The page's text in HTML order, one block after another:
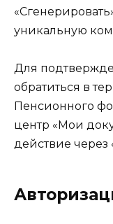
уникальную
Для
обратиться в
Пенсионного
центр «Мои
действие через